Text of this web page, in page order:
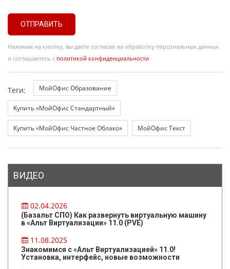
ОТПРАВИТЬ
Нажимая на кнопку, вы даете согласие на обработку персональных данных
и соглашаетесь с политикой конфиденциальности
Теги: МойОфис Образование
Купить «МойОфис Стандартный»
Купить «МойОфис Частное Облако» МойОфис Текст
ВИДЕО
02.04.2026
(Базальт СПО) Как развернуть виртуальную машину
в «Альт Виртуализации» 11.0 (PVE)
11.08.2025
Знакомимся с «Альт Виртуализацией» 11.0!
Установка, интерфейс, новые возможности